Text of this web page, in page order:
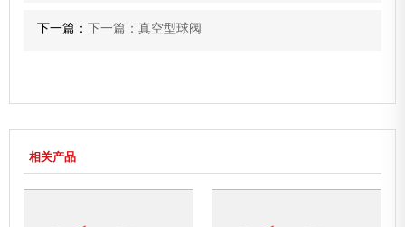
下一篇：下一篇：真空型球阀
相关产品